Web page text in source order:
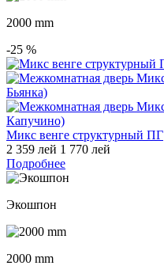
2000 mm
-25 %
Микс венге структурный ПГ
2 359 лей 1 770 лей
Подробнее
Экошпон
2000 mm